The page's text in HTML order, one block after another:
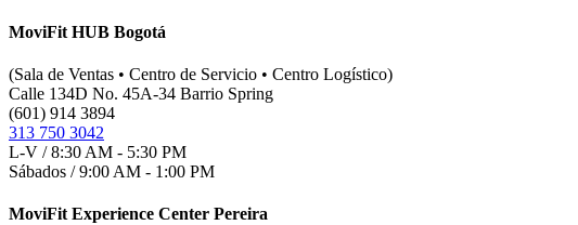
MoviFit HUB Bogotá
(Sala de Ventas • Centro de Servicio • Centro Logístico)
Calle 134D No. 45A-34 Barrio Spring
(601) 914 3894
313 750 3042
L-V / 8:30 AM - 5:30 PM
Sábados / 9:00 AM - 1:00 PM
MoviFit Experience Center Pereira